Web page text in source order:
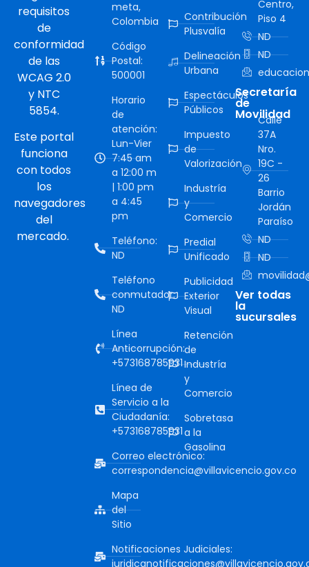
requisitos
de
conformidad
de las
WCAG 2.0
y NTC
5854.
Este portal
funciona
con todos
los
navegadores
del
mercado.
meta,
Colombia
Código
Postal:
500001
Horario
de
atención:
Lun-Vier
7:45 am
a 12:00 m
| 1:00 pm
a 4:45
pm
Teléfono:
ND
Teléfono
conmutador:
ND
Línea
Anticorrupción:
+573168785931
Línea de
Servicio a la
Ciudadanía:
+573168785931
Correo electrónico:
correspondencia@villavicencio.gov.co
Mapa
del
Sitio
Notificaciones Judiciales:
Contribución
Plusvalía
Delineación
Urbana
Espectáculos
Públicos
Impuesto
de
Valorización
Industría
y
Comercio
Predial
Unificado
Publicidad
Exterior
Visual
Retención
de
Industría
y
Comercio
Sobretasa
a la
Gasolina
Centro,
Piso 4
ND
ND
Secretaría
de
Movilidad
Calle
37A
Nro.
19C -
26
Barrio
Jordán
Paraíso
ND
ND
Ver todas
la
sucursales